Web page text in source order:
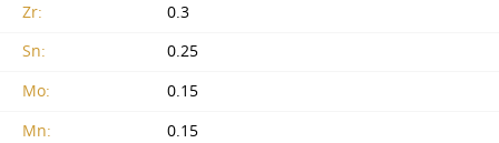
Zr:
0.3
Sn:
0.25
Mo:
0.15
Mn:
0.15